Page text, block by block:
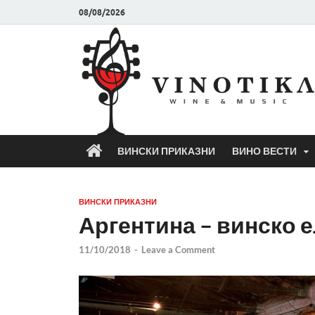
08/08/2026
ВИНСКИ ПРИКАЗНИ ВИНО ВЕСТИ
ВИНСКИ ПРИКАЗНИ
Аргентина – винско
11/10/2018 - Leave a Comment